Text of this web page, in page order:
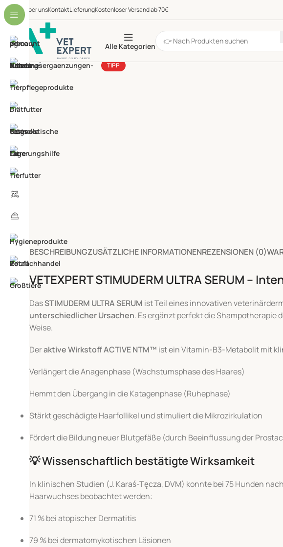
+43 699 1087 6006
Kontakt E-Mail
Über unsKontaktLieferungKostenloser Versand ab 70€
Alle Kategorien
TIPP
BESCHREIBUNGZUSÄTZLICHE INFORMATIONENREZENSIONEN (0)
VETEXPERT STIMUDERM ULTRA SERUM –
DasSTIMUDERM ULTRA SERUM ist Teil eines innovativen
unterschiedlicher Ursachen. Es ergänzt perfekt die
Weise.
Deraktive Wirkstoff ACTIVE NTM™ ist ein Vitamin-B3-Metabolit mit
Verlängert die Anagenphase (Wachstumsphase des Haares)
Hemmt den Übergang in die Katagenphase (Ruhephase)
Stärkt geschädigte Haarfollikel und stimuliert die Mikrozirkulation
Fördert die Bildung neuer Blutgefäße (durch Beeinflussung der
💡Wissenschaftlich bestätigte Wirksamkeit
In klinischen Studien (J. Karaś-Tęcza, DVM) konnte bei 75 Hunden
Haarwuchses beobachtet werden:
71 % bei atopischer Dermatitis
79 % bei dermatomykotischen Läsionen